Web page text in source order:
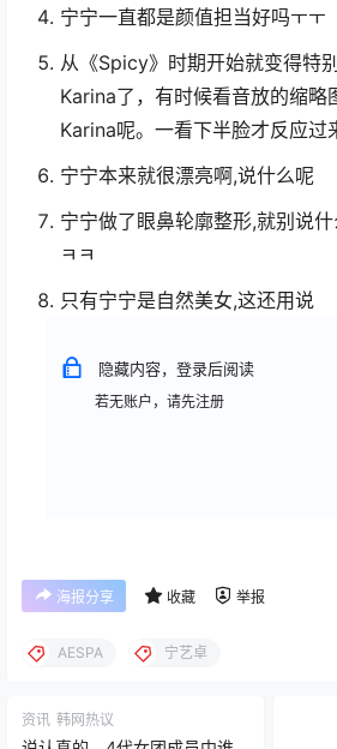
宁宁一直都是颜值担当好吗ㅜㅜ
从《Spicy》时期开始就变得特
Karina了，有时候看音放的缩略
Karina呢。一看下半脸才反应过
宁宁本来就很漂亮啊,说什么呢
宁宁做了眼鼻轮廓整形,就别说
ㅋㅋ
只有宁宁是自然美女,这还用说
隐藏内容，登录后阅读
若无账户，请先注册
海报分享 收藏 举报
AESPA 宁艺卓
资讯 韩网热议